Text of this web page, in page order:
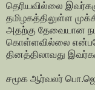
தெரியவில்லை
தமிழகத்திலுள்ள
அதற்கு தேவையான
கொள்ளவில்லை
தினத்திலாவது
சமூக ஆர்வலர்